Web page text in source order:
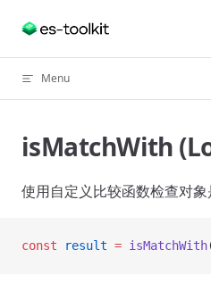
Skip to content
Menu
isMatchWith
使用自定义比较函数检查对象
const result = isMatchWith